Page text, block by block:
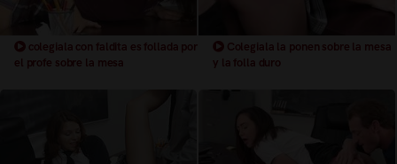
colegiala con faldita es follada por
el profe sobre la mesa
Colegiala la ponen sobre la mesa
y la folla duro